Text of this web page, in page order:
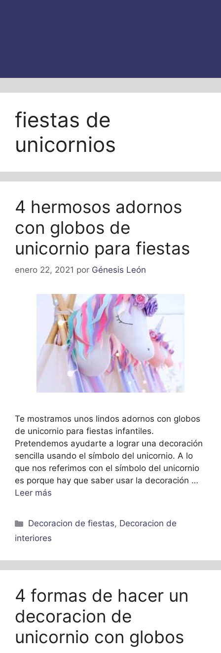
fiestas de
unicornios
4 hermosos adornos
con globos de
unicornio para fiestas
enero 22, 2021 por Génesis León
Te mostramos unos lindos adornos con globos
de unicornio para fiestas infantiles.
Pretendemos ayudarte a lograr una decoración
sencilla usando el símbolo del unicornio. A lo
que nos referimos con el símbolo del unicornio
es porque hay que saber usar la decoración …
Leer más
Categorías
Decoracion de fiestas, Decoracion de
interiores
4 formas de hacer un
decoracion de
unicornio con globos